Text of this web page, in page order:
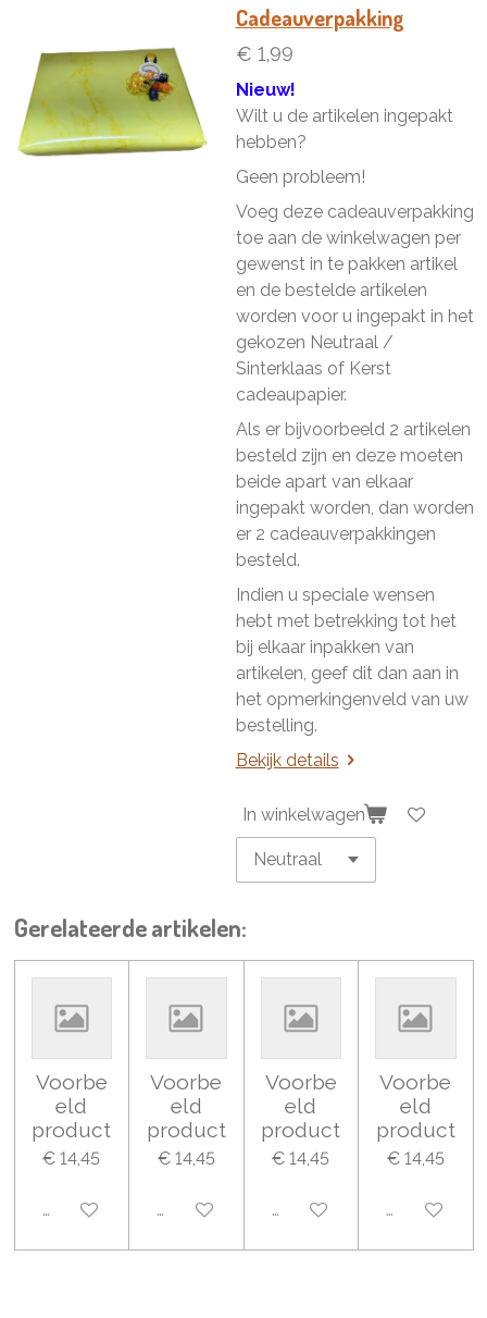
e
Cadeauverpakking
€ 1,99
Nieuw!
Wilt u de artikelen ingepakt
hebben?
Geen probleem!
Voeg deze cadeauverpakking
toe aan de winkelwagen per
gewenst in te pakken artikel
en de bestelde artikelen
worden voor u ingepakt in het
gekozen Neutraal /
Sinterklaas of Kerst
cadeaupapier.
Als er bijvoorbeeld 2 artikelen
besteld zijn en deze moeten
beide apart van elkaar
ingepakt worden, dan worden
er 2 cadeauverpakkingen
besteld.
Indien u speciale wensen
hebt met betrekking tot het
bij elkaar inpakken van
artikelen, geef dit dan aan in
het opmerkingenveld van uw
bestelling.
Bekijk details
In winkelwagen
Gerelateerde artikelen:
Voorbe
eld
product
€ 14,45
Uitgeschakeld
Voorbe
eld
product
€ 14,45
Uitgeschakeld
Voorbe
eld
product
€ 14,45
Uitgeschakeld
Voorbe
eld
product
€ 14,45